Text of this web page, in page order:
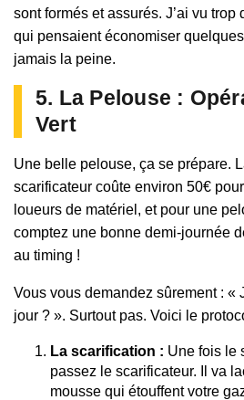
sont formés et assurés. J’ai vu trop
qui pensaient économiser
jamais la peine.
5. La Pelouse :
Vert
Une belle pelouse, ça se prépare.
scarificateur coûte environ 50€
loueurs de matériel, et pour une
comptez une bonne demi-journée
au timing !
Vous vous demandez sûrement : «
jour ? ». Surtout pas. Voici le
La scarification : Une fois le
passez le scarificateur. Il va
mousse qui étouffent votre